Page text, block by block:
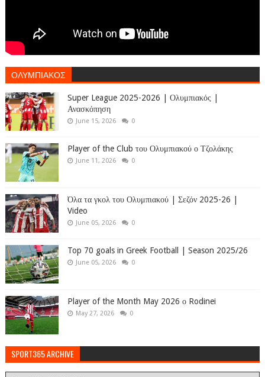
ΟΛΥΜΠΙΑΚΟΣ
Super League 2025-2026 | Ολυμπιακός |
Ανασκόπηση
June 15, 2026 0
Player of the Club του Ολυμπιακού ο Τζολάκης
June 11, 2026 0
Όλα τα γκολ του Ολυμπιακού | Σεζόν 2025-26 |
Video
June 05, 2026 0
Top 70 goals in Greek Football | Season 2025/26
June 05, 2026 0
Player of the Month May 2026 ο Rodinei
May 27, 2026 0
SPORT365 ARCHIVE